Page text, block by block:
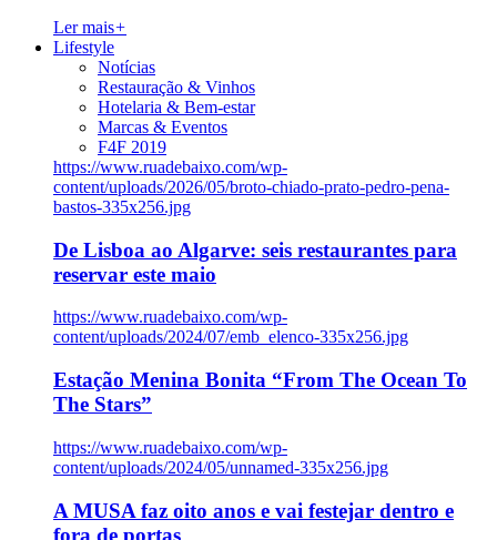
Ler mais+
Lifestyle
Notícias
Restauração & Vinhos
Hotelaria & Bem-estar
Marcas & Eventos
F4F 2019
https://www.ruadebaixo.com/wp-
content/uploads/2026/05/broto-chiado-prato-pedro-pena-
bastos-335x256.jpg
De Lisboa ao Algarve: seis restaurantes para
reservar este maio
https://www.ruadebaixo.com/wp-
content/uploads/2024/07/emb_elenco-335x256.jpg
Estação Menina Bonita “From The Ocean To
The Stars”
https://www.ruadebaixo.com/wp-
content/uploads/2024/05/unnamed-335x256.jpg
A MUSA faz oito anos e vai festejar dentro e
fora de portas